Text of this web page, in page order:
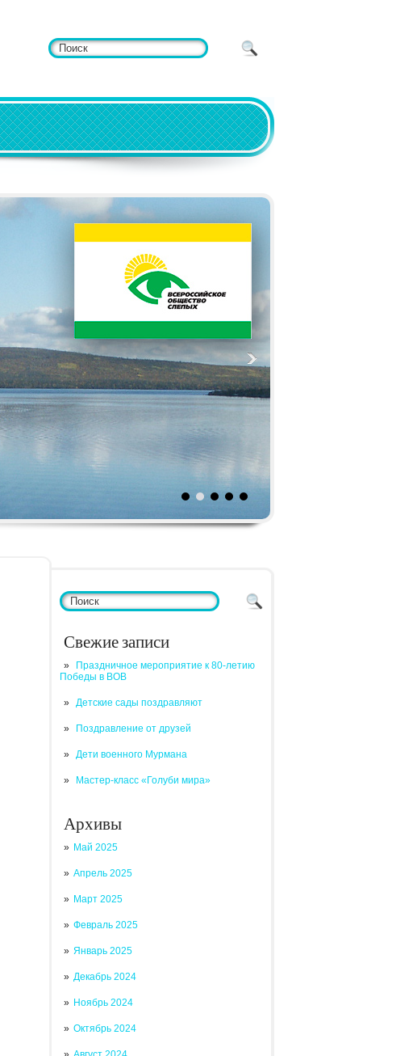
Свежие записи
Праздничное мероприятие к 80-летию
Победы в ВОВ
Детские сады поздравляют
Поздравление от друзей
Дети военного Мурмана
Мастер-класс «Голуби мира»
Архивы
Май 2025
Апрель 2025
Март 2025
Февраль 2025
Январь 2025
Декабрь 2024
Ноябрь 2024
Октябрь 2024